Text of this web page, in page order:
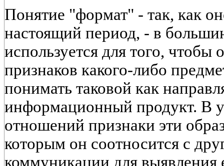
Понятие "формат" - так, как
настоящий период, - в
используется для того, чтобы
признаков какого-либо
понимать таковой как
информационный продукт. В
отношений признаки эти
которым он соотносится с
коммуникации для выявления